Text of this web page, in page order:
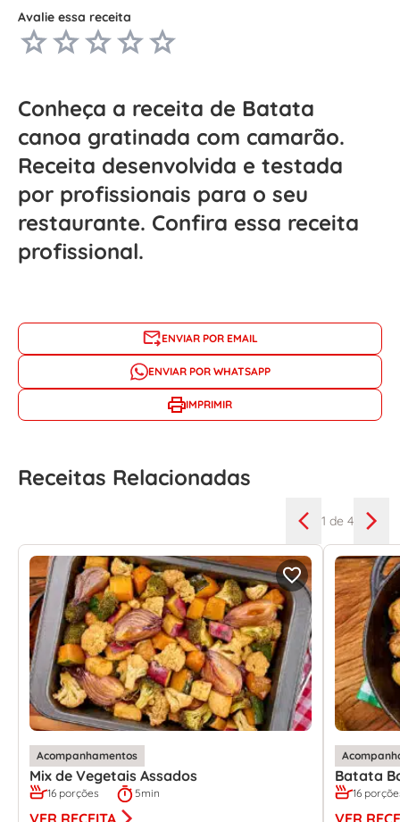
Avalie essa receita
Conheça a receita de Batata
canoa gratinada com camarão.
Receita desenvolvida e testada
por profissionais para o seu
restaurante. Confira essa receita
profissional.
ENVIAR POR EMAIL
ENVIAR POR WHATSAPP
IMPRIMIR
Receitas Relacionadas
1 de 4
Acompanhamentos
Mix de Vegetais Assados
16 porções 5min
VER RECEITA
Batata
16
VER